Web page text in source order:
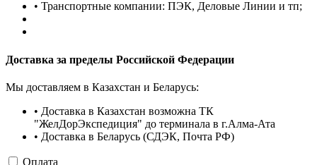
• Транспортные компании: ПЭК, Деловые Линии и тп;
Доставка за пределы Российской Федерации
Мы доставляем в Казахстан и Беларусь:
• Доставка в Казахстан возможна ТК
"ЖелДорЭкспедиция" до терминала в г.Алма-Ата
• Доставка в Беларусь (СДЭК, Почта РФ)
Оплата